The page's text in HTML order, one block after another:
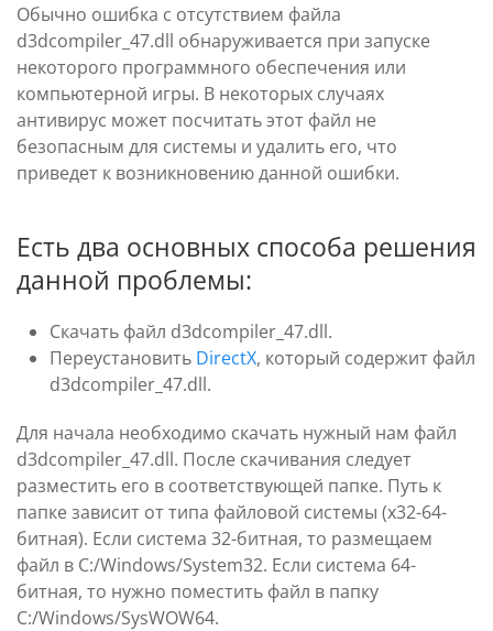
Обычно ошибка с отсутствием файла
d3dcompiler_47.dll обнаруживается при запуске
некоторого программного обеспечения или
компьютерной игры. В некоторых случаях
антивирус может посчитать этот файл не
безопасным для системы и удалить его, что
приведет к возникновению данной ошибки.
Есть два основных способа решения
данной проблемы:
Скачать файл d3dcompiler_47.dll.
Переустановить DirectX, который содержит файл
d3dcompiler_47.dll.
Для начала необходимо скачать нужный нам файл
d3dcompiler_47.dll. После скачивания следует
разместить его в соответствующей папке. Путь к
папке зависит от типа файловой системы (x32-64-
битная). Если система 32-битная, то размещаем
файл в C:/Windows/System32. Если система 64-
битная, то нужно поместить файл в папку
C:/Windows/SysWOW64.